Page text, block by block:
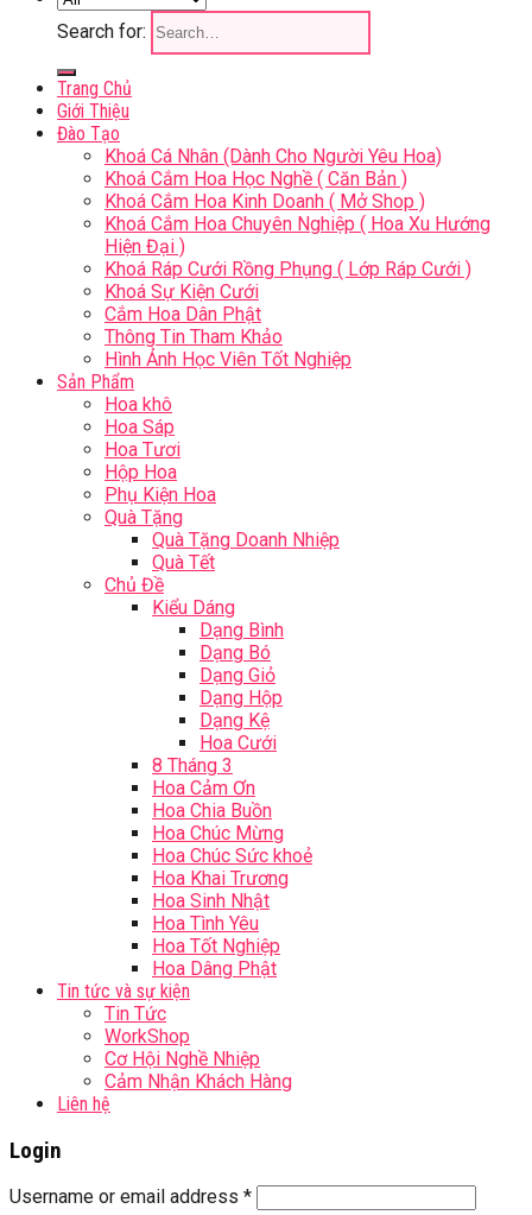
Search for:
Trang Chủ
Giới Thiệu
Đào Tạo
Khoá Cá Nhân (Dành Cho Người Yêu Hoa)
Khoá Cắm Hoa Học Nghề ( Căn Bản )
Khoá Cắm Hoa Kinh Doanh ( Mở Shop )
Khoá Cắm Hoa Chuyên Nghiệp ( Hoa Xu Hướng
Hiện Đại )
Khoá Ráp Cưới Rồng Phụng ( Lớp Ráp Cưới )
Khoá Sự Kiện Cưới
Cắm Hoa Dân Phật
Thông Tin Tham Khảo
Hình Ảnh Học Viên Tốt Nghiệp
Sản Phẩm
Hoa khô
Hoa Sáp
Hoa Tươi
Hộp Hoa
Phụ Kiện Hoa
Quà Tặng
Quà Tặng Doanh Nhiệp
Quà Tết
Chủ Đề
Kiểu Dáng
Dạng Bình
Dạng Bó
Dạng Giỏ
Dạng Hộp
Dạng Kệ
Hoa Cưới
8 Tháng 3
Hoa Cảm Ơn
Hoa Chia Buồn
Hoa Chúc Mừng
Hoa Chúc Sức khoẻ
Hoa Khai Trương
Hoa Sinh Nhật
Hoa Tình Yêu
Hoa Tốt Nghiệp
Hoa Dâng Phật
Tin tức và sự kiện
Tin Tức
WorkShop
Cơ Hội Nghề Nhiệp
Cảm Nhận Khách Hàng
Liên hệ
Login
Username or email address *